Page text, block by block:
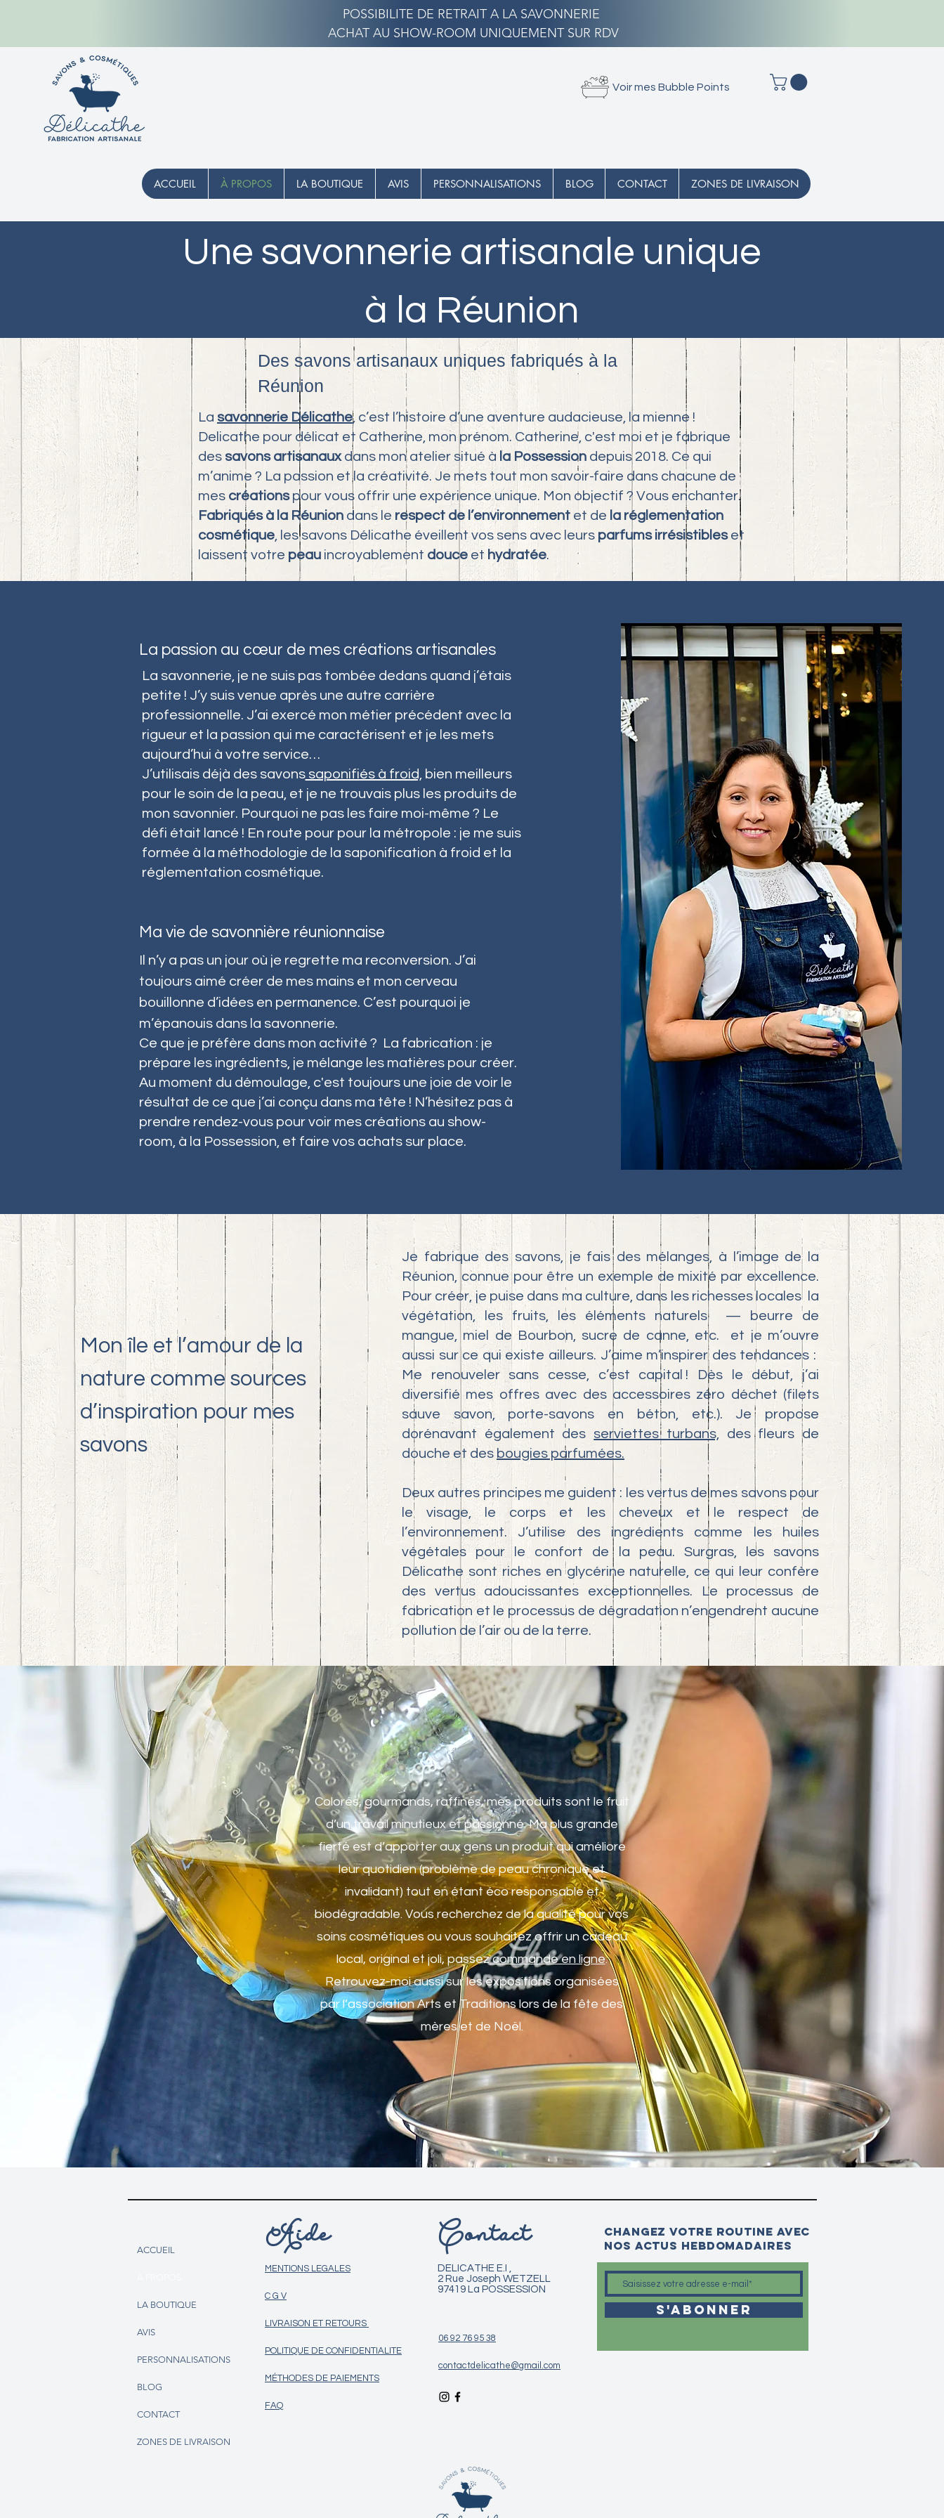
POSSIBILITE DE RETRAIT A LA SAVONNERIE
ACHAT AU SHOW-ROOM UNIQUEMENT SUR RDV
Voir mes Bubble Points
ACCUEIL À PROPOS LA BOUTIQUE AVIS PERSONNALISATIONS BLOG CONTACT ZONES DE LIVRAISON
Une savonnerie artisanale unique
à la Réunion
Des savons artisanaux uniques fabriqués à la
Réunion
La savonnerie Délicathe, c’est l’histoire d’une aventure audacieuse, la mienne !
Delicathe pour délicat et Catherine, mon prénom. Catherine, c'est moi et je fabrique
des savons artisanaux dans mon atelier situé à la Possession depuis 2018. Ce qui
m’anime ? La passion et la créativité. Je mets tout mon savoir-faire dans chacune de
mes créationspour vous offrir une expérience unique. Mon objectif ? Vous enchanter.
Fabriqués à la Réunion dans le respect de l’environnement et de la réglementation
cosmétique, les savons Délicathe éveillent vos sens avec leurs parfums irrésistibles et
laissent votre peau incroyablement douceet hydratée.
La passion au cœur de mes créations artisanales
La savonnerie, je ne suis pas tombée dedans quand j’étais
petite ! J’y suis venue après une autre carrière
professionnelle. J’ai exercé mon métier précédent avec la
rigueur et la passion qui me caractérisent et je les mets
aujourd’hui à votre service…
J’utilisais déjà des savonssaponifiés à froid,bien meilleurs
pour le soin de la peau, et je ne trouvais plus les produits de
mon savonnier. Pourquoi ne pas les faire moi-même ? Le
défi était lancé ! En route pour pour la métropole : je me suis
formée à la méthodologie de la saponification à froid et la
réglementation cosmétique.
Ma vie de savonnière réunionnaise
Il n’y a pas un jour où je regrette ma reconversion. J’ai
toujours aimé créer de mes mains et mon cerveau
bouillonne d’idées en permanence. C’est pourquoi je
m’épanouis dans la savonnerie.
Ce que je préfère dans mon activité ? La fabrication : je
prépare les ingrédients, je mélange les matières pour créer.
Au moment du démoulage, c'est toujours une joie de voir le
résultat de ce que j’ai conçu dans ma tête ! N’hésitez pas à
prendre rendez-vous pour voir mes créations au show-
room, à la Possession, et faire vos achats sur place.
Mon île et l’amour de la
nature comme sources
d’inspiration pour mes
savons
Je fabrique des savons, je fais des mélanges, à l’image de la
Réunion, connue pour être un exemple de mixité par excellence.
Pour créer, je puise dans ma culture, dans les richesses locales la
végétation, les fruits, les éléments naturels — beurre de
mangue, miel de Bourbon, sucre de canne, etc. et je m’ouvre
aussi sur ce qui existe ailleurs. J’aime m’inspirer des tendances :
Me renouveler sans cesse, c’est capital ! Dès le début, j’ai
diversifié mes offres avec des accessoires zéro déchet (filets
sauve savon, porte-savons en béton, etc.). Je propose
dorénavant également des serviettes turbans,des fleurs de
douche et des bougies parfumées.
Deux autres principes me guident : les vertus de mes savons pour
le visage, le corps et les cheveux et le respect de
l’environnement. J’utilise des ingrédients comme les huiles
végétales pour le confort de la peau. Surgras, les savons
Délicathe sont riches en glycérine naturelle, ce qui leur confère
des vertus adoucissantes exceptionnelles. Le processus de
fabrication et le processus de dégradation n’engendrent aucune
pollution de l’air ou de la terre.
Colorés, gourmands, raffinés, mes produits sont le fruit
d’un travail minutieux et passionné. Ma plus grande
fierté est d’apporter aux gens un produit qui améliore
leur quotidien (problème de peau chronique et
invalidant) tout en étant éco responsable et
biodégradable. Vous recherchez de la qualité pour vos
soins cosmétiques ou vous souhaitez offrir un cadeau
local, original et joli, passezcommande en ligne.
Retrouvez-moi aussi sur les expositions organisées
par l’association Arts et Traditions lors de la fête des
mères et de Noël.
ACCUEIL
LA BOUTIQUE
AVIS
PERSONNALISATIONS
BLOG
CONTACT
ZONES DE LIVRAISON
Aide
MENTIONS LEGALES
C G V
LIVRAISON ET RETOURS
POLITIQUE DE CONFIDENTIALITE
MÉTHODES DE PAIEMENTS
FAQ
Contact
DELICATHE E.I ,
2 Rue Joseph WETZELL
97419 La POSSESSION
06 92 76 95 38
contactdelicathe@gmail.com
Changez votre routine avec
nos actus hebdomadaires
S'abonner